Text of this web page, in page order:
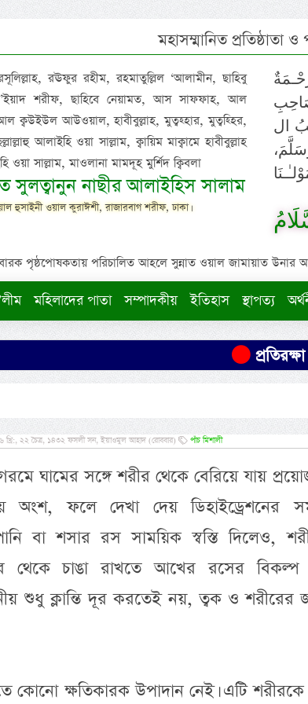
মহাসম্মানিত প্রতিষ্ঠাতা
রঊফুর রহীম, রহমাতুল্লিল ‘আলামীন, ছাহিবু
আ’ইয়াদ শরীফ, ছাহিবে নেয়ামত, আস সাফফাহ, আল
ক্বউইউল আউওয়াল, হাবীবুল্লাহ, মুত্বহ্হার, মুত্বহ্হির,
আলাইহি ওয়া সাল্লাম, ক্বায়িম মাক্বামে হাবীবুল্লাহ
ওয়া সাল্লাম, মাওলানা মামদূহ মুর্শিদ ক্বিবলা
সুলত্বানুন নাছীর আলাইহিস সালাম
হুসাইনী ওয়াল কুরাঈশী, রাজারবাগ শরীফ, ঢাকা।
ال
পৃষ্ঠপোষকতায় পরিচালিত আহলে সুন্নাত ওয়াল জামায়াত উনার
মহিলাদের পাতা সম্পাদকীয় ইতিহাস স্থাপত্য
প্রতিরক্ষা
২২ চৈত্র, ১৪৩২ ফসলী সন, ইয়াওমুল আহাদ (রোববার) পাঁচ মিশালী
ঘামের সঙ্গে শরীর থেকে বেরিয়ে যায়
অংশ, ফলে দেখা দেয় ডিহাইড্রেশনের
বা শসার রস সাময়িক স্বস্তি দিলেও,
থেকে চাঙা রাখতে আখের রসের বিকল্প
শুধু ক্লান্তি দূর করতেই নয়, ত্বক ও শরীরের
ক্ষতিকারক উপাদান নেই। এটি শরীরকে
অসংখ্য হাদীছ